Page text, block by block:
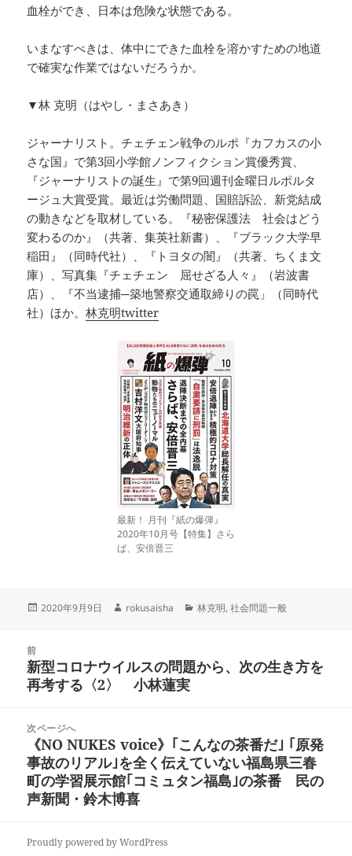
血栓ができ、日本は危険な状態である。
いまなすべきは、体中にできた血栓を溶かすための地道
で確実な作業ではないだろうか。
▼林 克明（はやし・まさあき）
ジャーナリスト。チェチェン戦争のルポ『カフカスの小
さな国』で第3回小学館ノンフィクション賞優秀賞、
『ジャーナリストの誕生』で第9回週刊金曜日ルポルタ
ージュ大賞受賞。最近は労働問題、国賠訴訟、新党結成
の動きなどを取材している。『秘密保護法 社会はどう
変わるのか』（共著、集英社新書）、『ブラック大学早
稲田』（同時代社）、『トヨタの闇』（共著、ちくま文
庫）、写真集『チェチェン 屈せざる人々』（岩波書
店）、『不当逮捕─築地警察交通取締りの罠」（同時代
社）ほか。林克明twitter
最新！ 月刊『紙の爆弾』
2020年10月号【特集】さら
ば、安倍晋三
投
2020年9月9日
作
rokusaisha
カ
ー
林克明,社会問題一般
前
前
の
稿:
新型コロナウイルスの問題から、次の生き方を
再考する〈2〉 小林蓮実
次ページへ
次
の
投
稿:
《NO NUKES voice》｢こんなの茶番だ｣ ｢原発
事故のリアル｣を全く伝えていない福島県三春
町の学習展示館｢コミュタン福島｣の茶番 民の
声新聞・鈴木博喜
Proudly powered by WordPress